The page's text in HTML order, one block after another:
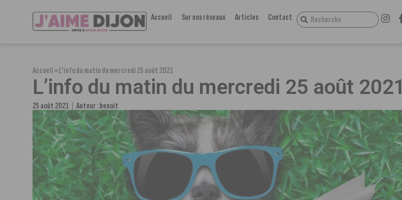
Accueil Sur nos réseaux Articles Contact
Accueil»L’info du matin du mercredi 25 août 2021
L’info du matin du mercredi 25 août 2021
25 août 2021 Auteur :benoit